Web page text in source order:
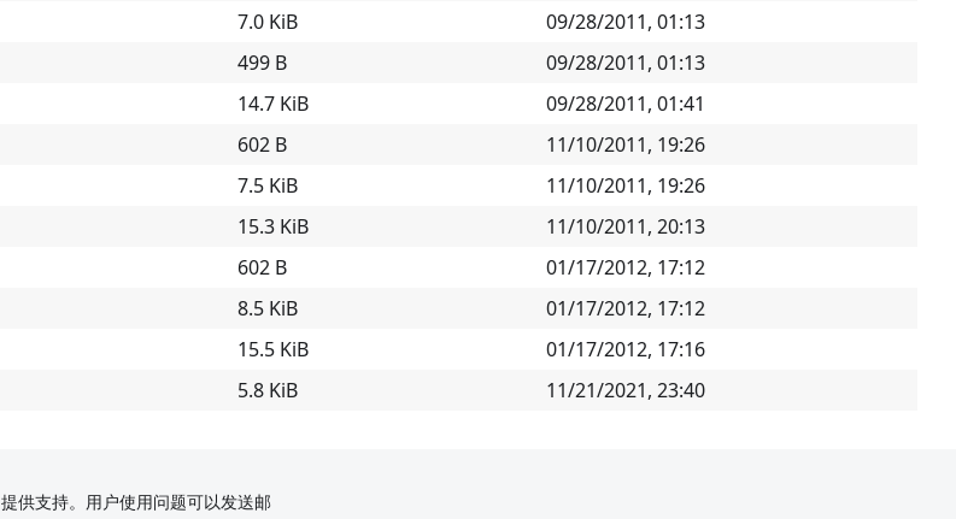
7.0 KiB
09/28/2011, 01:13
499 B
09/28/2011, 01:13
14.7 KiB
09/28/2011, 01:41
602 B
11/10/2011, 19:26
7.5 KiB
11/10/2011, 19:26
15.3 KiB
11/10/2011, 20:13
602 B
01/17/2012, 17:12
8.5 KiB
01/17/2012, 17:12
15.5 KiB
01/17/2012, 17:16
5.8 KiB 11/21/2021, 23:40
提供支持。用户使用问题可以发送邮